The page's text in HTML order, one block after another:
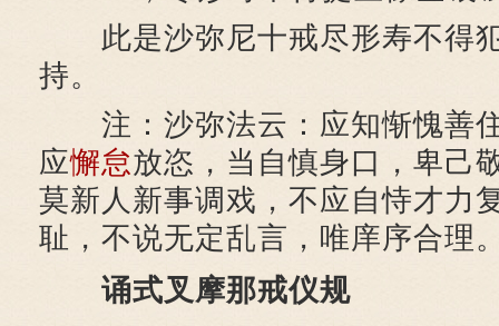
此是沙弥尼十戒尽形寿不得
持。
注：沙弥法云：应知惭愧善
应懈怠放恣，当自慎身口，卑己
莫新人新事调戏，不应自恃才力
耻，不说无定乱言，唯庠序合理
诵式叉摩那戒仪规